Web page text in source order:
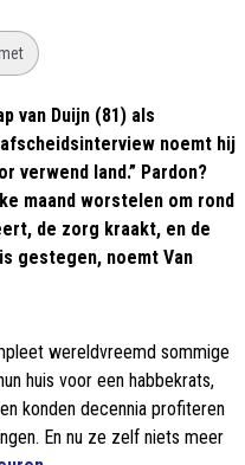
van Duijn (81) als
noemt hij
verwend land.” Pardon?
maand worstelen om rond
de zorg kraakt, en de
gestegen, noemt Van
wereldvreemd sommige
huis voor een habbekrats,
konden decennia profiteren
En nu ze zelf niets meer